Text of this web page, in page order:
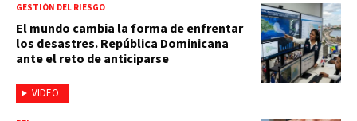
VIDEO
GESTIÓN DEL RIESGO
El mundo cambia la forma de enfrentar
los desastres. República Dominicana
ante el reto de anticiparse